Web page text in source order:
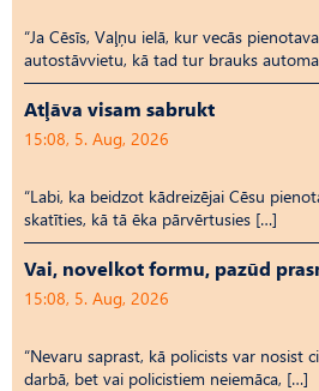
“Ja Cēsīs, Vaļņu ielā, kur vecās
autostāvvietu, kā tad tur brauks
Atļāva visam sabrukt
15:08, 5. Aug, 2026
“Labi, ka beidzot kādreizējai Cēsu
skatīties, kā tā ēka pārvērtusies […]
Vai, novelkot formu, pazūd
15:08, 5. Aug, 2026
“Nevaru saprast, kā policists var nosist
darbā, bet vai policistiem neiemāca, […]